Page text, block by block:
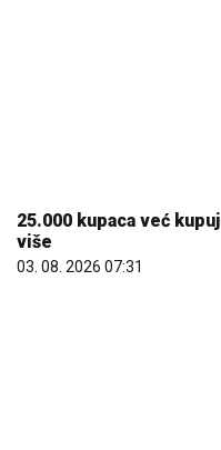
25.000 kupaca već
više
03. 08. 2026 07:31